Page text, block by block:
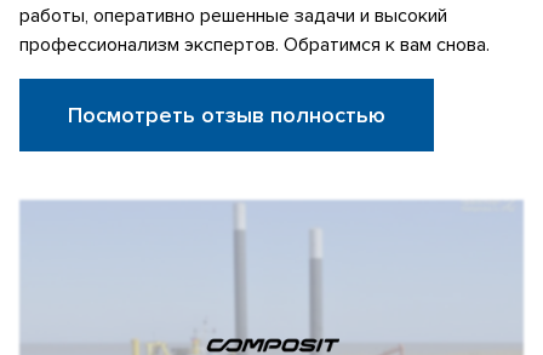
работы, оперативно решенные задачи и высокий
профессионализм экспертов. Обратимся к вам снова.
Посмотреть отзыв полностью